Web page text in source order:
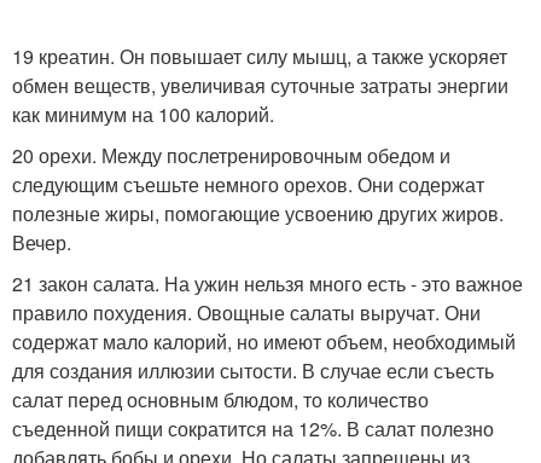
19 креатин. Он повышает силу мышц, а также ускоряет
обмен веществ, увеличивая суточные затраты энергии
как минимум на 100 калорий.
20 орехи. Между послетренировочным обедом и
следующим съешьте немного орехов. Они содержат
полезные жиры, помогающие усвоению других жиров.
Вечер.
21 закон салата. На ужин нельзя много есть - это важное
правило похудения. Овощные салаты выручат. Они
содержат мало калорий, но имеют объем, необходимый
для создания иллюзии сытости. В случае если съесть
салат перед основным блюдом, то количество
съеденной пищи сократится на 12%. В салат полезно